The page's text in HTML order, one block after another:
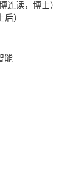
连读，博士）
）
能